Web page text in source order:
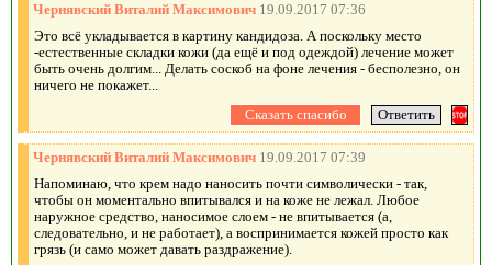
Чернявский Виталий Максимович 19.09.2017 07:36
Это всё укладывается в картину кандидоза. А поскольку место
-естественные складки кожи (да ещё и под одеждой) лечение может
быть очень долгим... Делать соскоб на фоне лечения - бесполезно, он
ничего не покажет...
Чернявский Виталий Максимович 19.09.2017 07:39
Напоминаю, что крем надо наносить почти символически - так,
чтобы он моментально впитывался и на коже не лежал. Любое
наружное средство, наносимое слоем - не впитывается (а,
следовательно, и не работает), а воспринимается кожей просто как
грязь (и само может давать раздражение).